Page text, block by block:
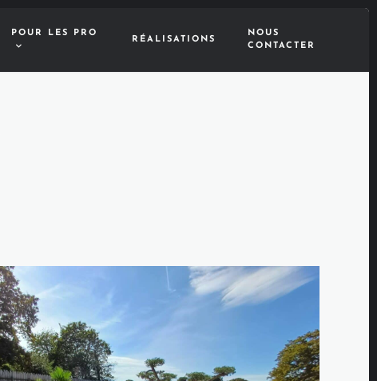
POUR LES PRO
RÉALISATIONS
NOUS
CONTACTER